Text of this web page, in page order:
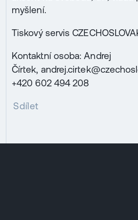
myšlení.
Tiskový servis
Kontaktní osoba: Andrej
Čírtek,
+420 602 494 208
Sdílet